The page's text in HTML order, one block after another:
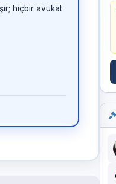
hiçbir avukat